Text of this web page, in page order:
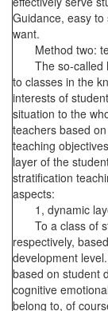
Guidance, easy
want.
Method two:
The so-called
to classes in the
interests of
situation to the
teachers based
teaching
layer of the
stratification
aspects:
1, dynamic
To a class of
respectively,
development
based on student
cognitive
belong to, of